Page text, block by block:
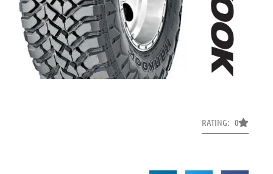
RATING: 0